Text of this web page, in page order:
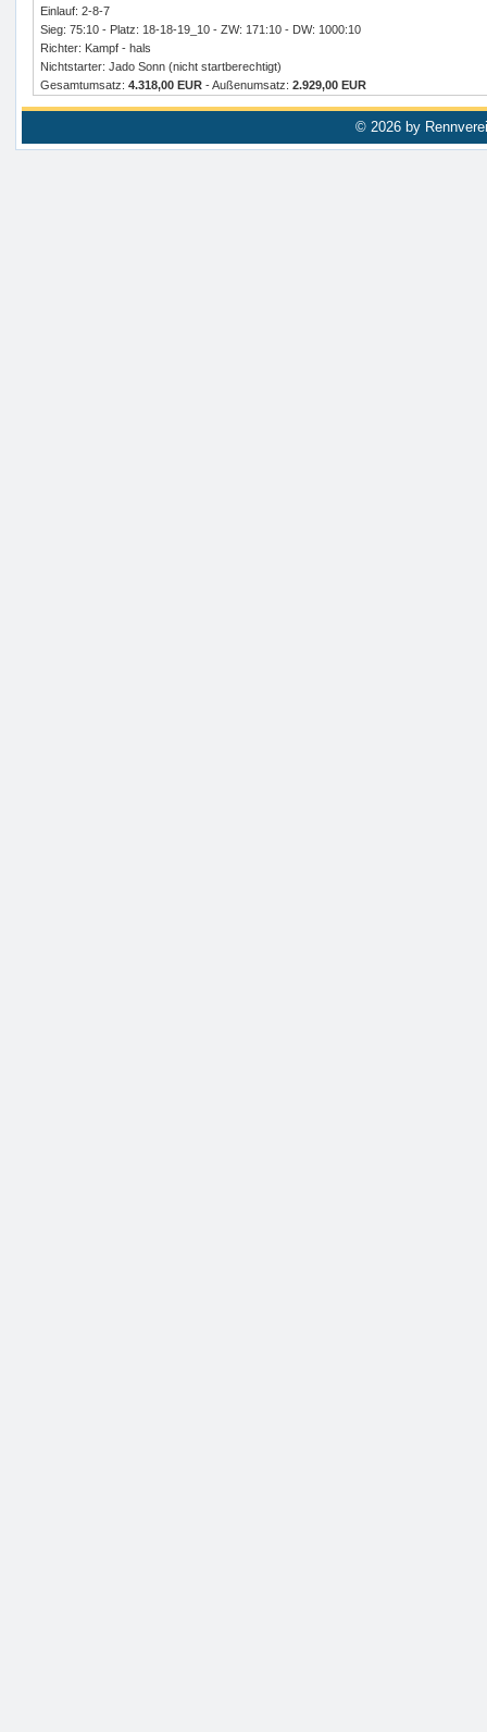
Einlauf: 2-8-7
Sieg: 75:10 - Platz: 18-18-19_10 - ZW: 171:10 - DW: 1000:10
Richter: Kampf - hals
Nichtstarter: Jado Sonn (nicht startberechtigt)
Gesamtumsatz: 4.318,00 EUR - Außenumsatz: 2.929,00 EUR
© 2026 by